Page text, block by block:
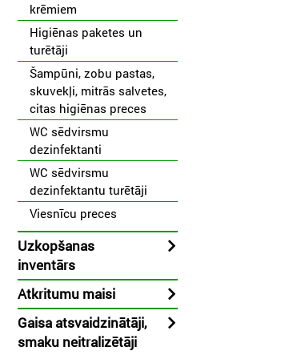
krēmiem
Higiēnas paketes un
turētāji
Šampūni, zobu pastas,
skuvekļi, mitrās salvetes,
citas higiēnas preces
WC sēdvirsmu
dezinfektanti
WC sēdvirsmu
dezinfektantu turētāji
Viesnīcu preces
Uzkopšanas
inventārs
Atkritumu maisi
Gaisa atsvaidzinātāji,
smaku neitralizētāji